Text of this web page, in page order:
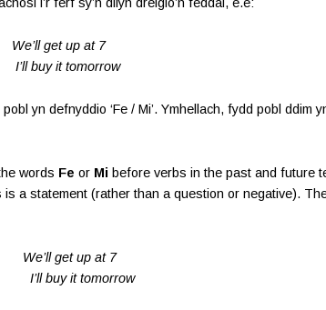
We’ll get up at 7
I’ll buy it tomorrow
yn defnyddio ‘Fe / Mi’. Ymhellach, fydd pobl ddim
words Fe or Mi before verbs in the past and future
is a statement (rather than a question or negative).
We’ll get up at 7
I’ll buy it tomorrow